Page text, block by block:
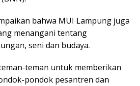
bahwa MUI Lampung juga
menangani tentang
seni dan budaya.
teman untuk memberikan
pondok pesantren dan